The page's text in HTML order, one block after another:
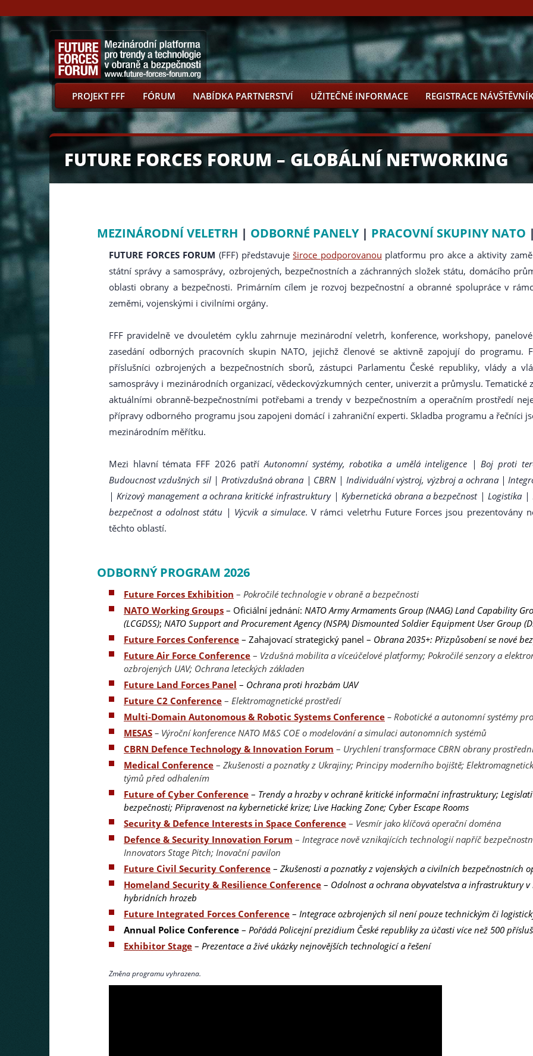
PROJEKT FFF FÓRUM NABÍDKA PARTNERSTVÍ UŽITEČNÉ INFORMACE REGISTRACE
FUTURE FORCES FORUM – GLOBÁLNÍ NETWORKING
MEZINÁRODNÍ VELETRH | ODBORNÉ PANELY | PRACOVNÍ SKUPINY NATO
FUTURE FORCES FORUM (FFF) představuješiroce podporovanou platformu pro akce a aktivity
státní správy a samosprávy, ozbrojených, bezpečnostních a záchranných složek státu, domácího
oblasti obrany a bezpečnosti. Primárním cílem je rozvoj bezpečnostní a obranné spolupráce v
zeměmi, vojenskými i civilními orgány.
FFF pravidelně ve dvouletém cyklu zahrnuje mezinárodní veletrh, konference, workshopy,
zasedání odborných pracovních skupin NATO, jejichž členové se aktivně zapojují do programu.
příslušníci ozbrojených a bezpečnostních sborů, zástupci Parlamentu České republiky, vlády a
samosprávy i mezinárodních organizací, vědeckovýzkumných center, univerzit a průmyslu. Tematické
aktuálními obranně-bezpečnostními potřebami a trendy v bezpečnostním a operačním prostředí
přípravy odborného programu jsou zapojeni domácí i zahraniční experti. Skladba programu a řečníci
mezinárodním měřítku.
Mezi hlavní témata FFF 2026 patříAutonomní systémy, robotika a umělá inteligence | Boj proti
Budoucnost vzdušných sil | Protivzdušná obrana | CBRN | Individuální výstroj, výzbroj a ochrana |
| Krizový management a ochrana kritické infrastruktury | Kybernetická obrana a bezpečnost | Logistika
bezpečnost a odolnost státu | Výcvik a simulace. V rámci veletrhu Future Forces jsou prezentovány
těchto oblastí.
ODBORNÝ PROGRAM 2026
Future Forces Exhibition – Pokročilé technologie v obraně a bezpečnosti
NATO Working Groups – Oficiální jednání: NATO Army Armaments Group (NAAG) Land Capability
(LCGDSS); NATO Support and Procurement Agency (NSPA) Dismounted Soldier Equipment User Group
Future Forces Conference – Zahajovací strategický panel – Obrana 2035+: Přizpůsobení se nové
Future Air Force Conference – Vzdušná mobilita a víceúčelové platformy; Pokročilé senzory a
ozbrojených UAV; Ochrana leteckých základen
Future Land Forces Panel – Ochrana proti hrozbám UAV
Future C2 Conference – Elektromagnetické prostředí
Multi-Domain Autonomous & Robotic Systems Conference – Robotické a autonomní systémy
MESAS – Výroční konference NATO M&S COE o modelování a simulaci autonomních systémů
CBRN Defence Technology & Innovation Forum – Urychlení transformace CBRN obrany
Medical Conference – Zkušenosti a poznatky z Ukrajiny; Principy moderního bojiště;
týmů před odhalením
Future of Cyber Conference – Trendy a hrozby v ochraně kritické informační infrastruktury;
bezpečnosti; Připravenost na kybernetické krize; Live Hacking Zone; Cyber Escape Rooms
Security & Defence Interests in Space Conference – Vesmír jako klíčová operační doména
Defence & Security Innovation Forum – Integrace nově vznikajících technologií napříč
Innovators Stage Pitch; Inovační pavilon
Future Civil Security Conference – Zkušenosti a poznatky z vojenských a civilních bezpečnostních
Homeland Security & Resilience Conference – Odolnost a ochrana obyvatelstva a infrastruktury
hybridních hrozeb
Future Integrated Forces Conference – Integrace ozbrojených sil není pouze technickým či
Annual Police Conference – Pořádá Policejní prezidium České republiky za účasti více než 500
Exhibitor Stage – Prezentace a živé ukázky nejnovějších technologicí a řešení
Změna programu vyhrazena.